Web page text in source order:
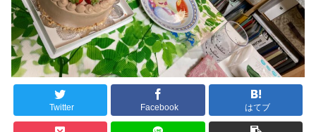
Twitter Facebook はてブ